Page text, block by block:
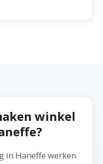
winkel
in Haneffe werken